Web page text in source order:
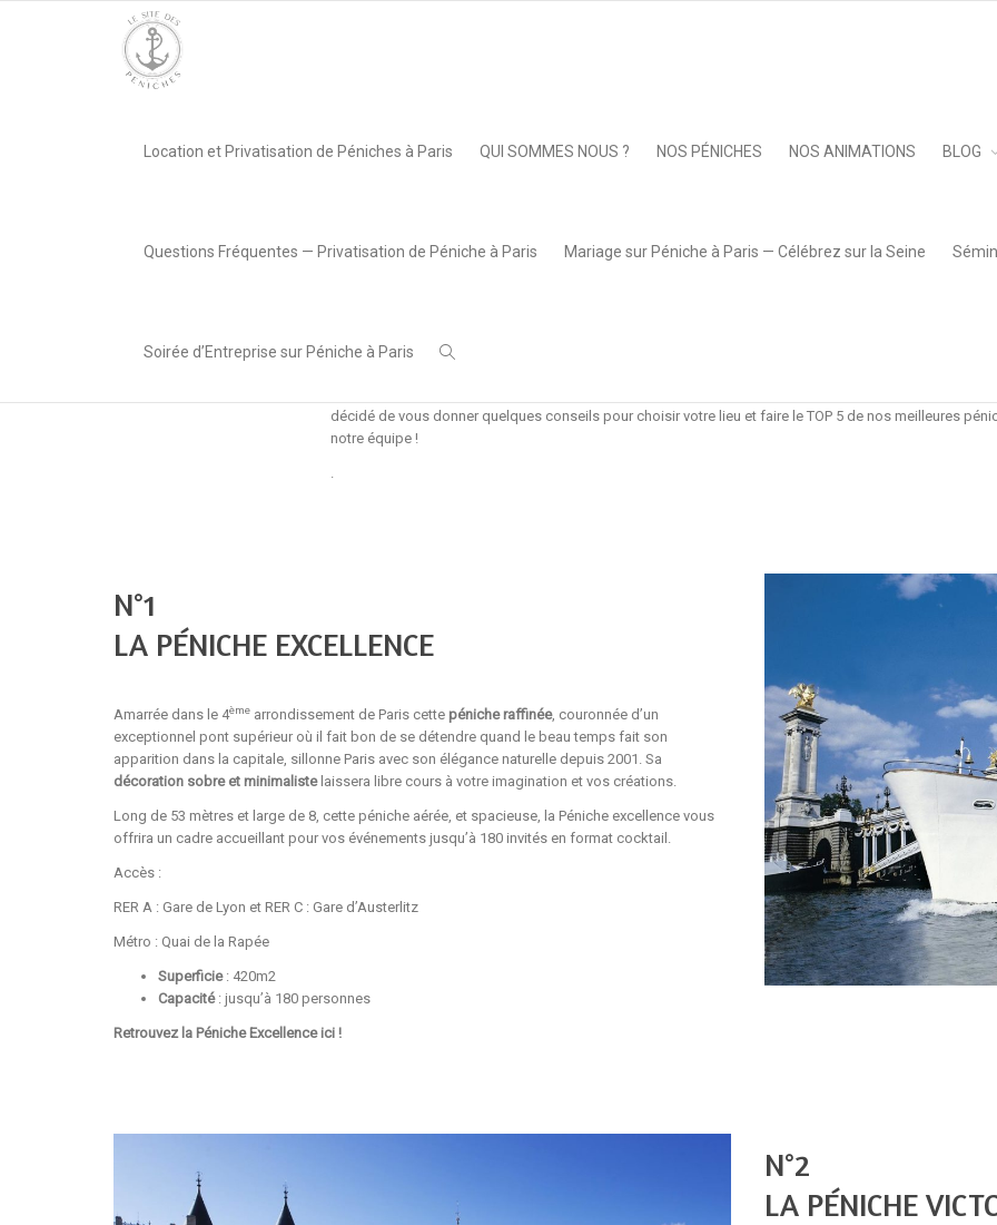
Location et Privatisation de Péniches à Paris QUI SOMMES NOUS ? NOS PÉNICHES NOS ANIMATIONS BLOG
Questions Fréquentes — Privatisation de Péniche à Paris Mariage sur Péniche à Paris — Célébrez sur la Seine
Soirée d’Entreprise sur Péniche à Paris
TOP 5
décidé de vous donner quelques conseils pour choisir votre lieu et faire le TOP 5 de nos meilleures
notre équipe !
.
N°1
LA PÉNICHE EXCELLENCE
Amarrée dans le 4ème arrondissement de Paris cette péniche raffinée, couronnée d’un
exceptionnel pont supérieur où il fait bon de se détendre quand le beau temps fait son
apparition dans la capitale, sillonne Paris avec son élégance naturelle depuis 2001. Sa
décoration sobre et minimalistelaissera libre cours à votre imagination et vos créations.
Long de 53 mètres et large de 8, cette péniche aérée, et spacieuse, la Péniche excellence vous
offrira un cadre accueillant pour vos événements jusqu’à 180 invités en format cocktail.
Accès :
RER A : Gare de Lyon et RER C : Gare d’Austerlitz
Métro : Quai de la Rapée
Superficie: 420m2
Capacité: jusqu’à 180 personnes
Retrouvez la Péniche Excellenceici !
N°2
LA PÉNICHE